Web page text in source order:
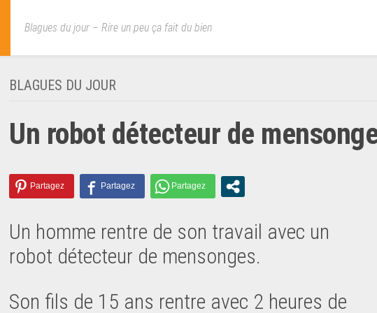
Blagues du jour – Rire un peu ça fait du bien
BLAGUES DU JOUR
Un robot détecteur de
Un homme rentre de son travail avec un
robot détecteur de mensonges.
Son fils de 15 ans rentre avec 2 heures de